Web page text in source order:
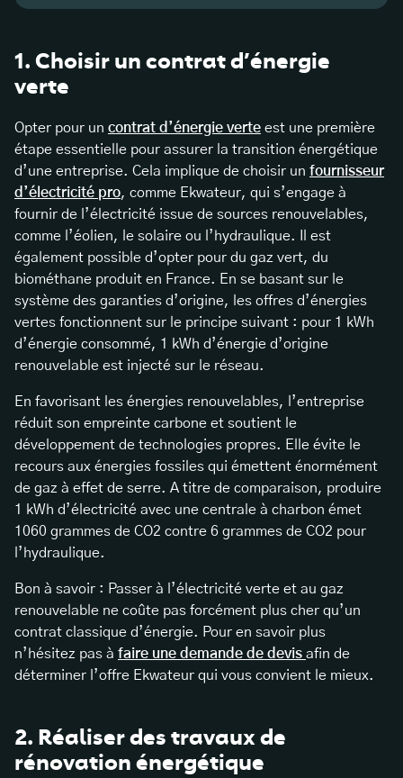
1. Choisir un contrat d’énergie
verte
Opter pour un contrat d’énergie verte est une première
étape essentielle pour assurer la transition énergétique
d’une entreprise. Cela implique de choisir un fournisseur
d’électricité pro, comme Ekwateur, qui s’engage à
fournir de l’électricité issue de sources renouvelables,
comme l’éolien, le solaire ou l’hydraulique. Il est
également possible d’opter pour du gaz vert, du
biométhane produit en France. En se basant sur le
système des garanties d’origine, les offres d’énergies
vertes fonctionnent sur le principe suivant : pour 1 kWh
d’énergie consommé, 1 kWh d’énergie d’origine
renouvelable est injecté sur le réseau.
En favorisant les énergies renouvelables, l’entreprise
réduit son empreinte carbone et soutient le
développement de technologies propres. Elle évite le
recours aux énergies fossiles qui émettent énormément
de gaz à effet de serre. A titre de comparaison, produire
1 kWh d’électricité avec une centrale à charbon émet
1060 grammes de CO2 contre 6 grammes de CO2 pour
l’hydraulique.
Bon à savoir : Passer à l’électricité verte et au gaz
renouvelable ne coûte pas forcément plus cher qu’un
contrat classique d’énergie. Pour en savoir plus
n’hésitez pas à faire une demande de devis afin de
déterminer l’offre Ekwateur qui vous convient le mieux.
2. Réaliser des travaux de
rénovation énergétique